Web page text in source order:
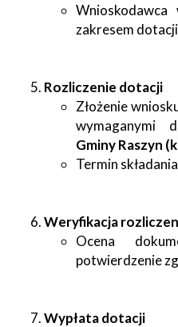
zakresem
Rozliczenie dotacji
Złożenie
wymaganymi
Gminy Raszyn
Termin
Weryfikacja
Ocena
potwierdzenie
Wypłata dotacji